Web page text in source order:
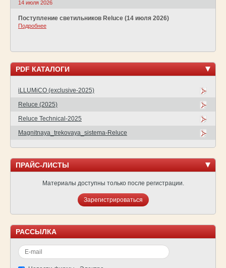
14 июля 2026
Поступление светильников Reluce (14 июля 2026)
Подробнее
PDF КАТАЛОГИ
iLLUMiCO (exclusive-2025)
Reluce (2025)
Reluce Technical-2025
Magnitnaya_trekovaya_sistema-Reluce
ПРАЙС-ЛИСТЫ
Материалы доступны только после регистрации.
Зарегистрироваться
РАССЫЛКА